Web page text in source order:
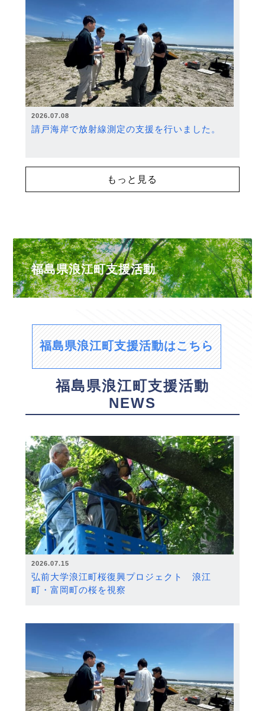
2026.07.08
請戸海岸で放射線測定の支援を行いました。
もっと見る
福島県浪江町支援活動
福島県浪江町支援活動はこちら
福島県浪江町支援活動
NEWS
2026.07.15
弘前大学浪江町桜復興プロジェクト 浪江
町・富岡町の桜を視察